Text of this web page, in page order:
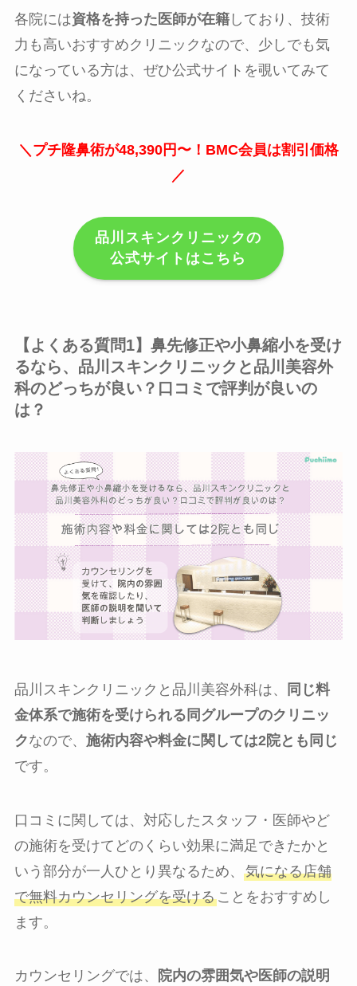
各院には資格を持った医師が在籍しており、技術
力も高いおすすめクリニックなので、少しでも気
になっている方は、ぜひ公式サイトを覗いてみて
くださいね。
＼プチ隆鼻術が48,390円〜！BMC会員は割引価格
／
品川スキンクリニックの
公式サイトはこちら
【よくある質問1】鼻先修正や小鼻縮小を受け
るなら、品川スキンクリニックと品川美容外
科のどっちが良い？口コミで評判が良いの
は？
品川スキンクリニックと品川美容外科は、
同じ料
金体系で施術を受けられる同グループのクリニッ
クなので、 施術内容や料金に関しては2院とも同じ
です。
口コミに関しては、対応したスタッフ・医師やど
の施術を受けてどのくらい効果に満足できたかと
いう部分が一人ひとり異なるため、 気になる店舗
で無料カウンセリングを受けることをおすすめし
ます。
カウンセリングでは、
院内の雰囲気や医師の説明